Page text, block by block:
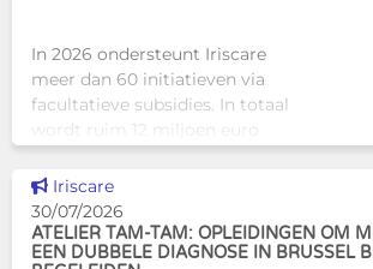
In 2026 ondersteunt Iriscare
meer dan 60 initiatieven via
facultatieve subsidies. In totaal
wordt ruim 12 miljoen euro
Brusselse actoren die actief
zijn op het vlak van gezondhe
Dit nieuws tonen
Iriscare
30/07/2026
ATELIER TAM-TAM: OPLEIDINGEN OM
EEN DUBBELE DIAGNOSE IN BRUSSEL